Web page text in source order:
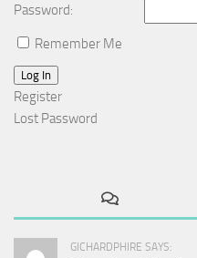
Password:
Remember Me
Log In
Register
Lost Password
GICHARDPHIRE SAYS: